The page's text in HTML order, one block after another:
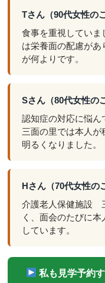
Tさん（90代女性の
食事を重視してい
は栄養面の配慮が
が何よりです。
Sさん（80代女性の
認知症の対応に悩
三面の里では本人
明るくなりました。
Hさん（70代女性の
介護老人保健施設
く、面会のたびに
しています。
私も見学予約